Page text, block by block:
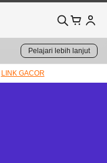
Pelajari lebih lanjut
LINK GACOR